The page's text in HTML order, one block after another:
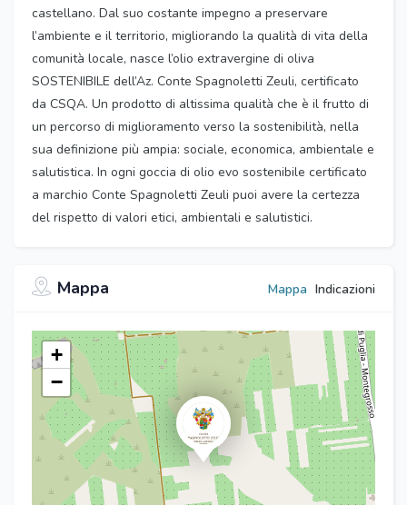
castellano. Dal suo costante impegno a preservare
l’ambiente e il territorio, migliorando la qualità di vita della
comunità locale, nasce l’olio extravergine di oliva
SOSTENIBILE dell’Az. Conte Spagnoletti Zeuli, certificato
da CSQA. Un prodotto di altissima qualità che è il frutto di
un percorso di miglioramento verso la sostenibilità, nella
sua definizione più ampia: sociale, economica, ambientale e
salutistica. In ogni goccia di olio evo sostenibile certificato
a marchio Conte Spagnoletti Zeuli puoi avere la certezza
del rispetto di valori etici, ambientali e salutistici.
Mappa Mappa Indicazioni
+
−